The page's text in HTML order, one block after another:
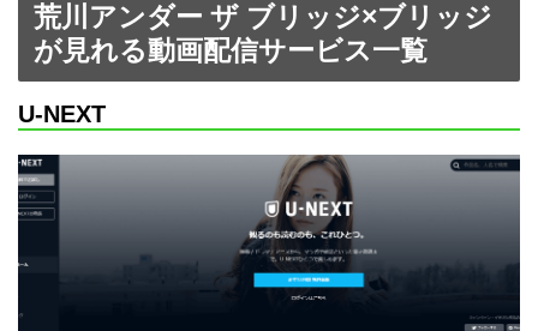
荒川アンダー ザ ブリッジ×ブリッジ
が見れる動画配信サービス一覧
U-NEXT